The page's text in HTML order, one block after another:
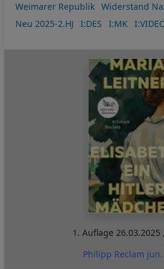
Weimarer Republik
Widerstand
Neu 2025-2.HJ
I:DES I:MK
1. Auflage 26.03.2025 ,
Philipp Reclam